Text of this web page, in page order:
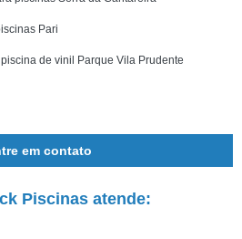
Pari
de vinil Parque Vila Prudente
em contato
Piscinas atende: